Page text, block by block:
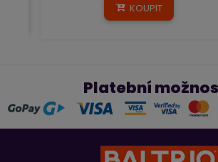
KOUPIT
Platební